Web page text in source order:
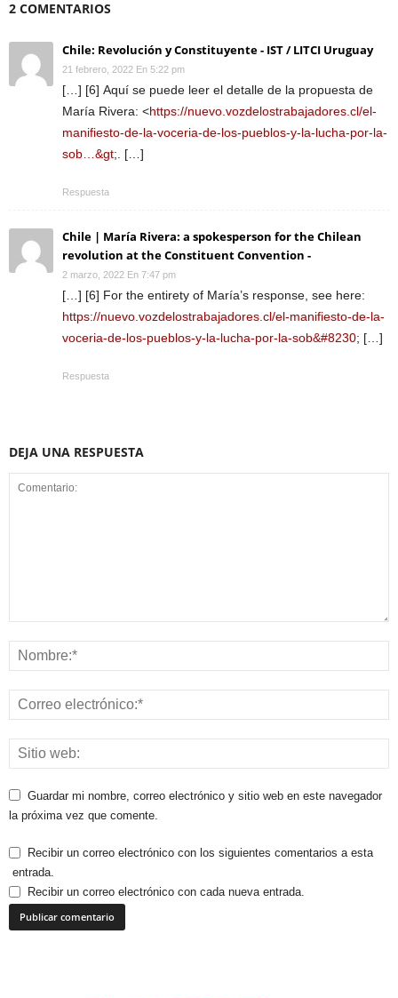
2 COMENTARIOS
Chile: Revolución y Constituyente - IST / LITCI Uruguay
21 febrero, 2022 En 5:22 pm
[…] [6] Aquí se puede leer el detalle de la propuesta de
María Rivera: <https://nuevo.vozdelostrabajadores.cl/el-
manifiesto-de-la-voceria-de-los-pueblos-y-la-lucha-por-la-
sob…&gt;. […]
Respuesta
Chile | María Rivera: a spokesperson for the Chilean
revolution at the Constituent Convention -
2 marzo, 2022 En 7:47 pm
[…] [6] For the entirety of María’s response, see here:
https://nuevo.vozdelostrabajadores.cl/el-manifiesto-de-la-
voceria-de-los-pueblos-y-la-lucha-por-la-sob&#8230; […]
Respuesta
DEJA UNA RESPUESTA
Guardar mi nombre, correo electrónico y sitio web en este navegador
la próxima vez que comente.
Recibir un correo electrónico con los siguientes comentarios a esta
entrada.
Recibir un correo electrónico con cada nueva entrada.